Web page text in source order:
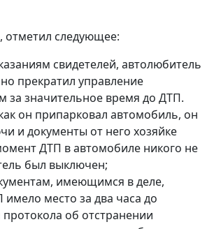
отметил следующее:
свидетелей, автолюбитель
прекратил управление
за значительное время до ДТП.
он припарковал автомобиль, он
и документы от него хозяйке
ДТП в автомобиле никого не
был выключен;
имеющимся в деле,
место за два часа до
протокола об отстранении